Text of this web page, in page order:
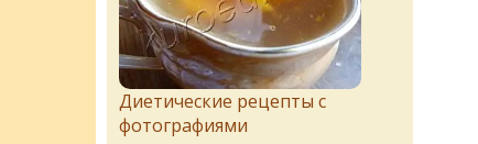
Диетические рецепты с
фотографиями